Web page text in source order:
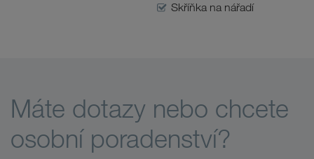
Skříňka na nářadí
Máte dotazy nebo chcete
osobní poradenství?